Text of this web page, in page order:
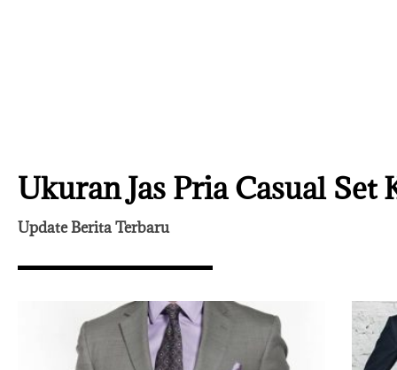
Ukuran Jas Pria Casual Set
Update Berita Terbaru